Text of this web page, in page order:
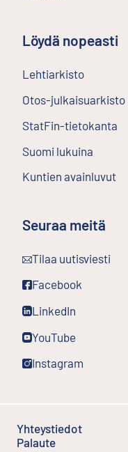
Löydä nopeasti
Lehtiarkisto
Otos-julkaisuarkisto
StatFin-tietokanta
Suomi lukuina
Kuntien avainluvut
Seuraa meitä
Tilaa uutisviesti
Ulkoinen linkki
Facebook
Ulkoinen linkki
LinkedIn
Ulkoinen linkki
YouTube
Ulkoinen linkki
Instagram
Ulkoinen linkki
Yhteystiedot
Palaute